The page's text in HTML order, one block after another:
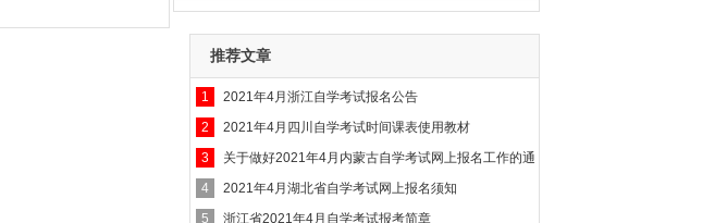
推荐文章
1
2021年4月浙江自学考试报名公告
2
2021年4月四川自学考试时间课表使用教材
3
关于做好2021年4月内蒙古自学考试网上报名工作的通
知
4
2021年4月湖北省自学考试网上报名须知
5
浙江省2021年4月自学考试报考简章